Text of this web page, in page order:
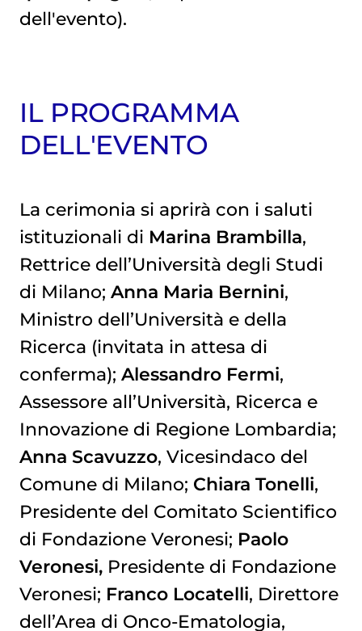
dell'evento).
IL PROGRAMMA
DELL'EVENTO
La cerimonia si aprirà con i saluti
istituzionali di Marina Brambilla,
Rettrice dell’Università degli Studi
di Milano; Anna Maria Bernini,
Ministro dell’Università e della
Ricerca (invitata in attesa di
conferma); Alessandro Fermi,
Assessore all’Università, Ricerca e
Innovazione di Regione Lombardia;
Anna Scavuzzo, Vicesindaco del
Comune di Milano; Chiara Tonelli,
Presidente del Comitato Scientifico
di Fondazione Veronesi; Paolo
Veronesi,Presidente di Fondazione
Veronesi; Franco Locatelli, Direttore
dell’Area di Onco-Ematologia,